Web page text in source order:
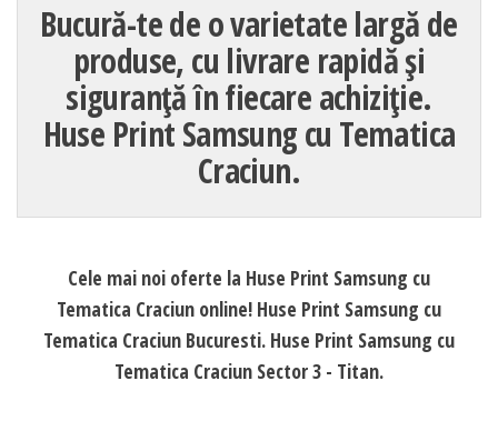
Bucură-te de o varietate largă de
produse, cu livrare rapidă și
siguranță în fiecare achiziție.
Huse Print Samsung cu Tematica
Craciun.
Cele mai noi oferte la Huse Print Samsung cu
Tematica Craciun online! Huse Print Samsung cu
Tematica Craciun Bucuresti. Huse Print Samsung cu
Tematica Craciun Sector 3 - Titan.